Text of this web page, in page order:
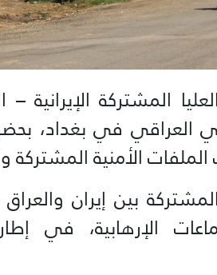
المشتركة
العراقي في بغداد،
الأمنية المشتركة
بين إيران
الإرهابية، في